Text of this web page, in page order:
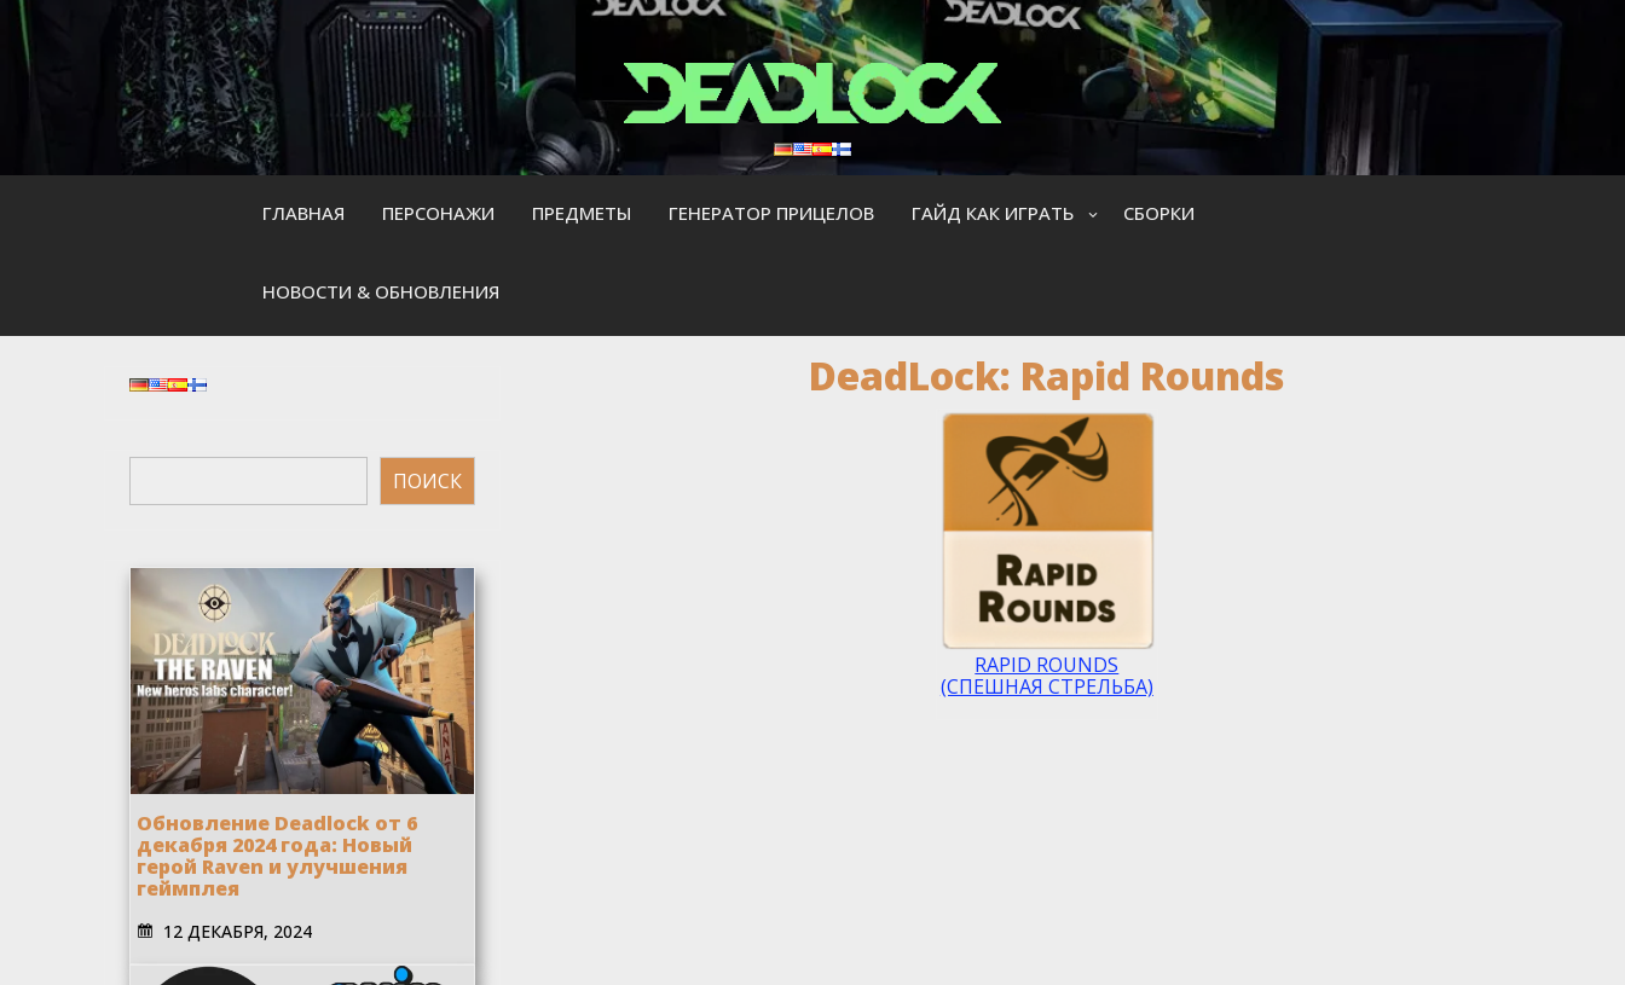
Skip
content
ГЛАВНАЯ ПЕРСОНАЖИ ПРЕДМЕТЫ ГЕНЕРАТОР ПРИЦЕЛОВ ГАЙД КАК ИГРАТЬ CБОРКИ
НОВОСТИ & ОБНОВЛЕНИЯ
DeadLock: Rapid Rounds
RAPID ROUNDS
(СПЕШНАЯ СТРЕЛЬБА)
Поиск
ПОИСК
Обновление Deadlock от 6
декабря 2024 года: Новый
герой Raven и улучшения
геймплея
12 ДЕКАБРЯ, 2024